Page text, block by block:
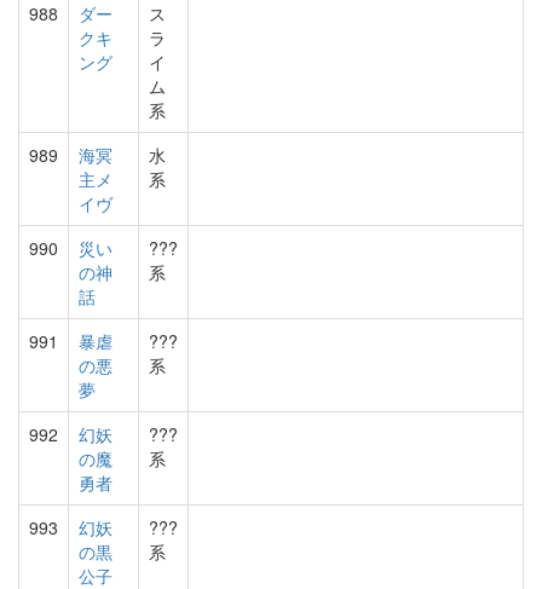
988
ダー
クキ
ング
ス
ラ
イ
ム
系
989
海冥
主メ
イヴ
水
系
990
災い
の神
話
???
系
991
暴虐
の悪
夢
???
系
992
幻妖
の魔
勇者
???
系
993
幻妖
の黒
公子
???
系